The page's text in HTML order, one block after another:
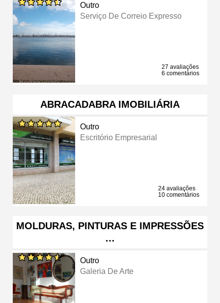
Outro
Serviço De Correio Expresso
27 avaliações
6 comentários
ABRACADABRA IMOBILIÁRIA
Outro
Escritório Empresarial
24 avaliações
10 comentários
MOLDURAS, PINTURAS E IMPRESSÕES
…
Outro
Galeria De Arte